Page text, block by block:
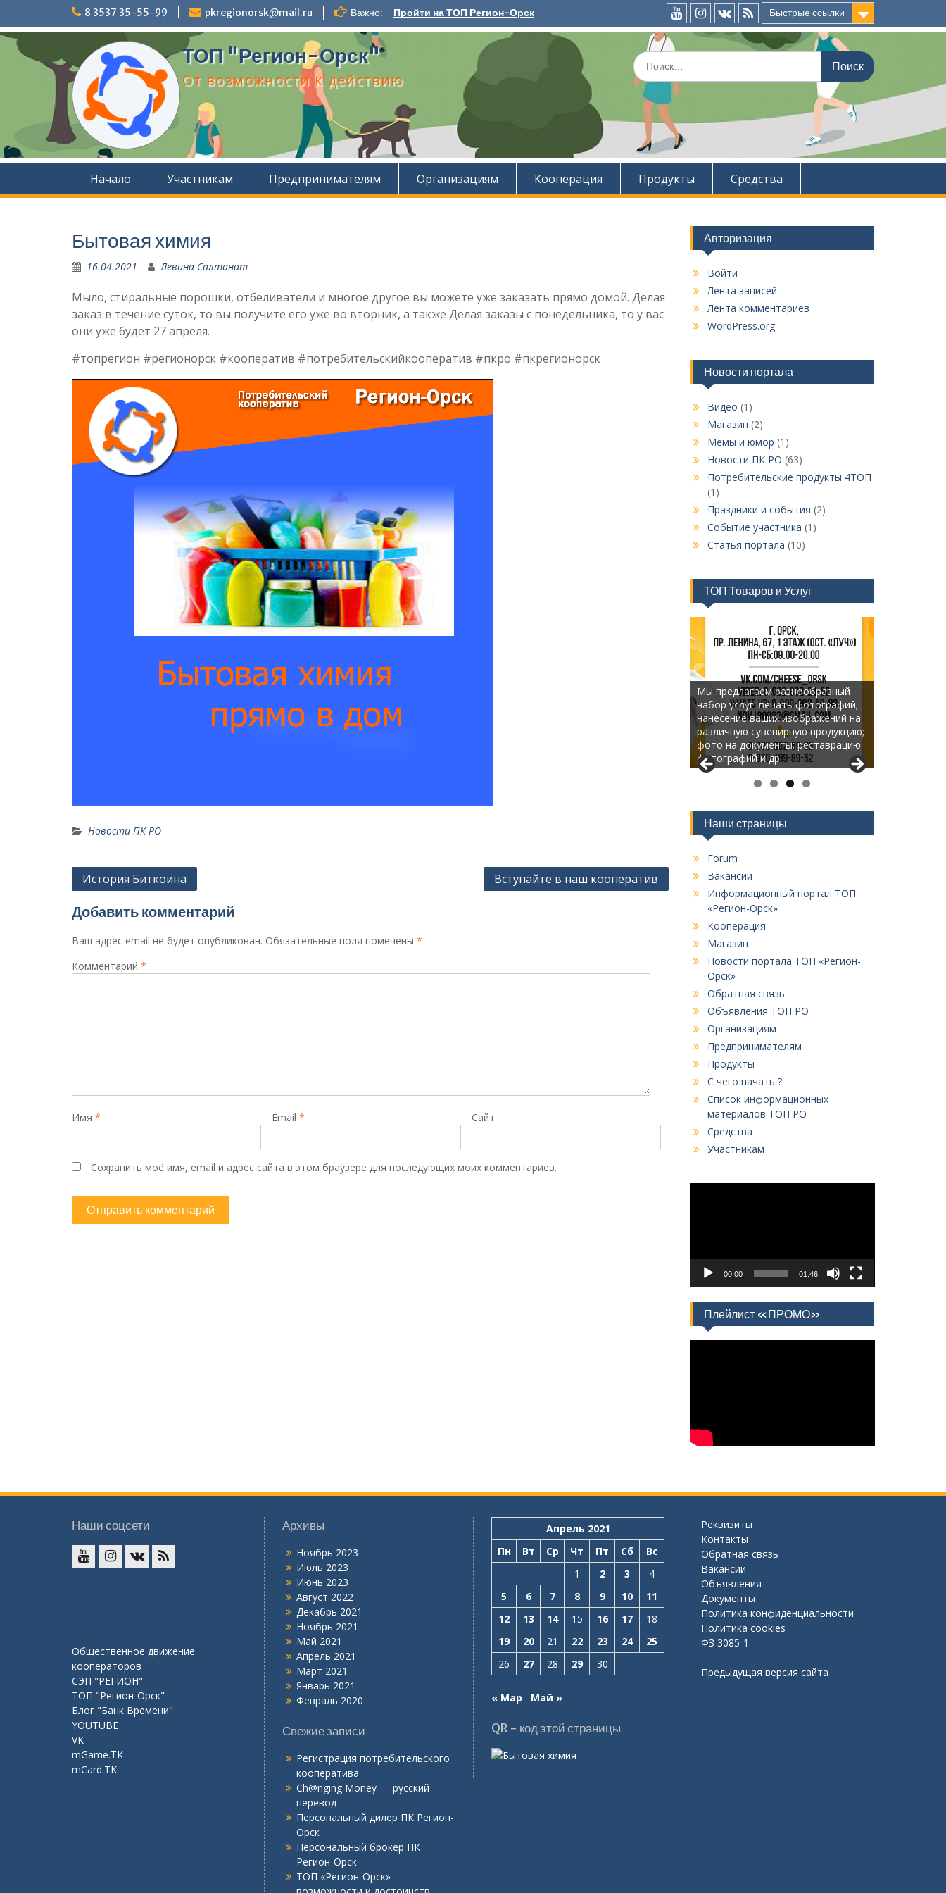
содержимому
8 3537 35-55-99 pkregionorsk@mail.ru Важно: Пройти на ТОП Регион-Орск
Быстрые ссылки
YouTubeInstaGramm
ВКонтакте
RSS
ТОП "Регион-Орск"
От возможности к действию
Искать:
Начало Участникам Предпринимателям Организациям Кооперация Продукты Средства
Бытовая химия
16.04.2021 Левина Салтанат
Мыло, стиральные порошки, отбеливатели и многое другое вы можете уже заказать прямо домой. Делая
заказ в течение суток, то вы получите его уже во вторник, а также Делая заказы с понедельника, то у вас
они уже будет 27 апреля.
#топрегион #регионорск #кооператив #потребительскийкооператив #пкро #пкрегионорск
Новости ПК РО
Навигация
записям
История Биткоина Вступайте в наш кооператив
Добавить комментарий
Ваш адрес email не будет опубликован. Обязательные поля помечены *
Комментарий *
Имя * Email * Сайт
Сохранить моё имя, email и адрес сайта в этом браузере для последующих моих комментариев.
Авторизация
Войти
Лента записей
Лента комментариев
WordPress.org
Новости портала
Видео (1)
Магазин (2)
Мемы и юмор (1)
Новости ПК РО (63)
Потребительские продукты 4ТОП
(1)
Праздники и события (2)
Событие участника (1)
Статья портала (10)
ТОП Товаров и Услуг
Мы предлагаем разнообразный
набор услуг: печать фотографий;
нанесение ваших изображений на
различную сувенирную продукцию;
фото на документы; реставрацию
фотографий и др.
Наши страницы
Forum
Вакансии
Информационный портал ТОП
«Регион-Орск»
Кооперация
Магазин
Новости портала ТОП «Регион-
Орск»
Обратная связь
Объявления ТОП РО
Организациям
Предпринимателям
Продукты
С чего начать ?
Список информационных
материалов ТОП РО
Средства
Участникам
00:00 01:46
Плейлист «ПРОМО»
Наши соцсети
Общественное движение
кооператоров
СЭП "РЕГИОН"
ТОП "Регион-Орск"
Блог "Банк Времени"
YOUTUBE
VK
mGame.TK
mCard.TK
Архивы
Ноябрь 2023
Июль 2023
Июнь 2023
Август 2022
Декабрь 2021
Ноябрь 2021
Май 2021
Апрель 2021
Март 2021
Январь 2021
Февраль 2020
Свежие записи
Регистрация потребительского
кооператива
Ch@nging Money — русский
перевод
Персональный дилер ПК Регион-
Орск
Персональный брокер ПК
Регион-Орск
ТОП «Регион-Орск» —
Апрель 2021
Пн
Вт Ср Чт Пт Сб
Вс
1
2 3
4
5
6 7 8 9 10
11
12
13 14 15 16 17
18
19
20 21 22 23 24
25
26
27 28 29 30
« Мар Май »
QR - код этой страницы
Реквизиты
Контакты
Обратная связь
Вакансии
Объявления
Документы
Политика конфиденциальности
Политика cookies
ФЗ 3085-1
Предыдущая версия сайта